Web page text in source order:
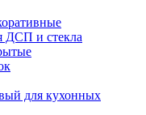
ДСП и стекла
для кухонных